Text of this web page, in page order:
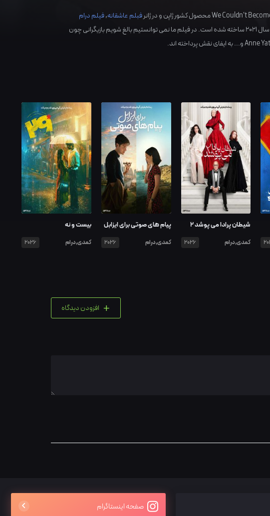
ژاپنو در ژانرفبلم عاشقانه,فیلم درام
2021ساخته شده است. در فیلم ما نمی توانستیم بالغ شویم بازیگرانی چون
Anneو... به ایفای نقش پرداخته اند.
شیطان پرادا می پوشد ۲
کمدی,درام 2026
پیام های صوتی برای ایزابل
کمدی,درام 2026
بیست و نه
کمدی,درام 2026
+ افزودن دیدگاه
صفحه اینستاگرام